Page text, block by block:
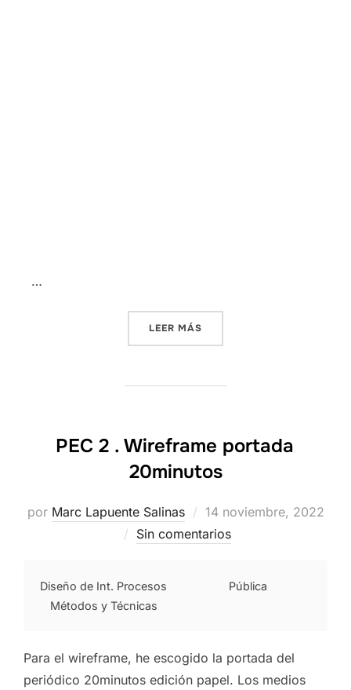
…
LEER MÁS
PEC 2 . Wireframe portada
20minutos
por Marc Lapuente Salinas
Publicado
el
14 noviembre, 2022
Sin comentarios
Diseño de Int. Procesos
Métodos y Técnicas
Pública
Para el wireframe, he escogido la portada del
periódico 20minutos edición papel. Los medios